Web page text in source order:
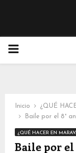
PRIMARY
Inicio
¿QUÉ
Baile por el 8°
¿QUÉ HACER EN
Baile por el